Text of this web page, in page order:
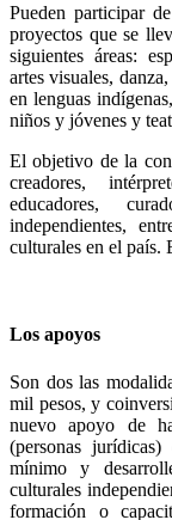
Pueden participar
proyectos que se
siguientes áreas:
artes visuales,
en lenguas
niños y jóvenes y
El objetivo de la
creadores,
educadores,
independientes,
culturales en el país.
Los apoyos
Son dos las
mil pesos, y
nuevo apoyo de
(personas
mínimo y
culturales
formación o